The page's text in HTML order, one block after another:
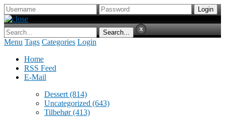
Menu Tags Categories Login
Home
RSS Feed
E-Mail
Dessert (814)
Uncategorized (643)
Tilbehør(413)